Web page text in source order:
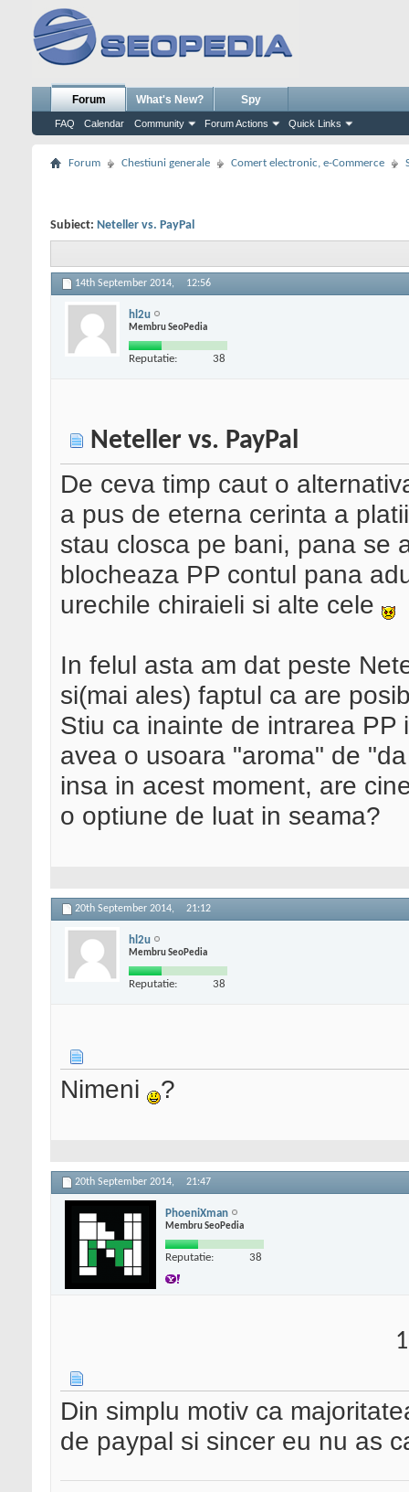
Forum
FAQ Calendar Community Forum Actions Quick Links
What's New? Spy
Forum Chestiuni generale Comert electronic, e-Commerce
Subiect: Neteller vs. PayPal
14th September 2014, 12:56
hl2u
Membru SeoPedia
Reputatie: 38
Neteller vs. PayPal
De ceva timp caut o
a pus de eterna cerinta a
stau closca pe bani, pana se
blocheaza PP contul pana
urechile chiraieli si alte cele
In felul asta am dat peste
si(mai ales) faptul ca are
Stiu ca inainte de intrarea
avea o usoara "aroma" de
insa in acest moment, are
o optiune de luat in seama?
20th September 2014, 21:12
hl2u
Membru SeoPedia
Reputatie: 38
Nimeni ?
20th September 2014, 21:47
PhoeniXman
Membru SeoPedia
Reputatie: 38
Din simplu motiv ca
de paypal si sincer eu nu as